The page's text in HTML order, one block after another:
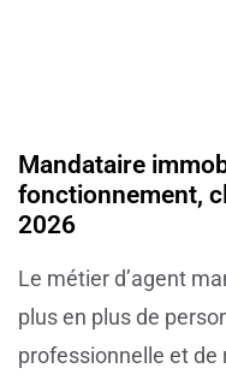
Mandataire
fonctionnement,
2026
Le métier d’agent
plus en plus de
professionnelle et de